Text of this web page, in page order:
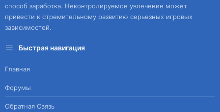
способ заработка. Неконтролируемое увлечение может
привести к стремительному развитию серьезных игровых
зависимостей.
Быстрая навигация
Главная
Форумы
Обратная Связь